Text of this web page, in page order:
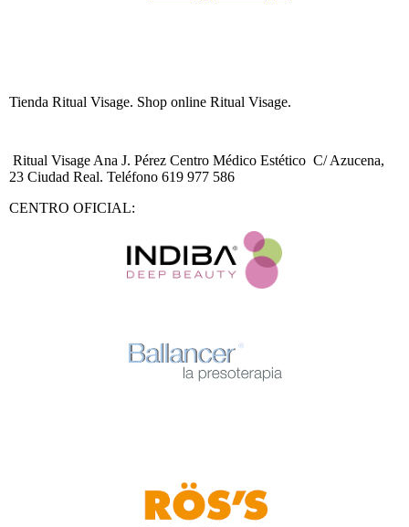
Tienda Ritual Visage. Shop online Ritual Visage.
Ritual Visage Ana J. Pérez Centro Médico Estético C/ Azucena,
23 Ciudad Real. Teléfono 619 977 586
CENTRO OFICIAL: